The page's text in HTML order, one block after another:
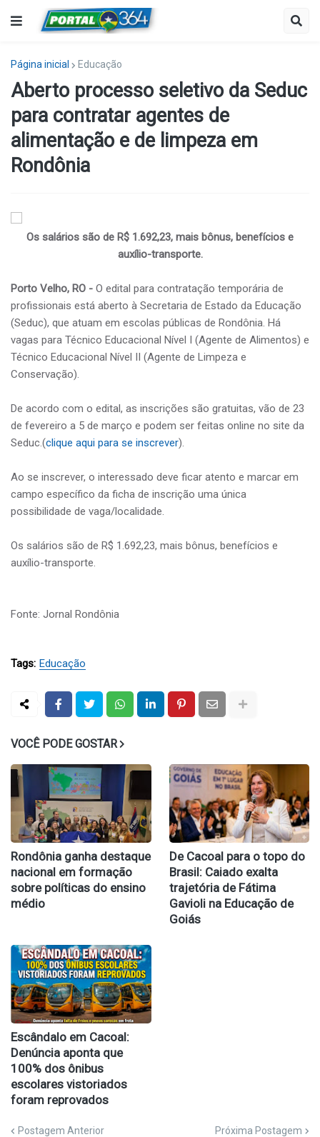
Página inicial Educação
Aberto processo seletivo da Seduc
para contratar agentes de
alimentação e de limpeza em
Rondônia
Os salários são de R$ 1.692,23, mais bônus, benefícios e
auxílio-transporte.
Porto Velho, RO - O edital para contratação temporária de
profissionais está aberto à Secretaria de Estado da Educação
(Seduc), que atuam em escolas públicas de Rondônia. Há
vagas para Técnico Educacional Nível I (Agente de Alimentos) e
Técnico Educacional Nível II (Agente de Limpeza e
Conservação).
De acordo com o edital, as inscrições são gratuitas, vão de 23
de fevereiro a 5 de março e podem ser feitas online no site da
Seduc.(clique aqui para se inscrever).
Ao se inscrever, o interessado deve ficar atento e marcar em
campo específico da ficha de inscrição uma única
possibilidade de vaga/localidade.
Os salários são de R$ 1.692,23, mais bônus, benefícios e
auxílio-transporte.
Fonte: Jornal Rondônia
Tags: Educação
VOCÊ PODE GOSTAR
Rondônia ganha destaque
nacional em formação
sobre políticas do ensino
médio
De Cacoal para o topo do
Brasil: Caiado exalta
trajetória de Fátima
Gavioli na Educação de
Goiás
Escândalo em Cacoal:
Denúncia aponta que
100% dos ônibus
escolares vistoriados
foram reprovados
Postagem Anterior Próxima Postagem